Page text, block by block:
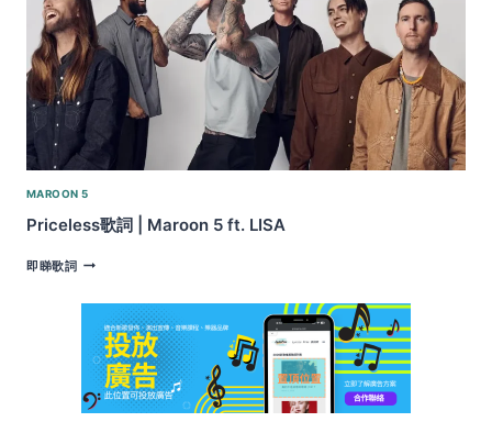
MAROON 5
Priceless歌詞 | Maroon 5 ft. LISA
即睇歌詞PRICELESS
MAROON
FT.
LISA